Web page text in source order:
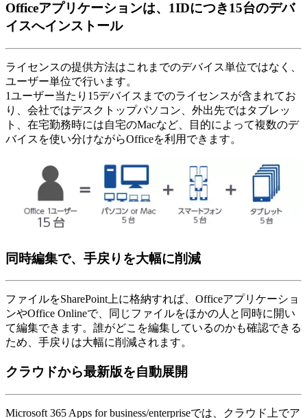
Officeアプリケーションは、1IDにつき15台のデバ
イスへインストール
ライセンスの提供方法はこれまでのデバイス単位ではなく、
ユーザー単位で行います。
1ユーザー当たり15デバイスまでのライセンスが含まれてお
り、会社ではデスクトップパソコン、外出先ではタブレッ
ト、在宅勤務時には自宅のMacなど、目的によって複数のデ
バイスを使い分けながらOfficeを利用できます。
同時編集で、手戻りを大幅に削減
ファイルをSharePoint上に格納すれば、Officeアプリケーショ
ンやOffice Onlineで、同じファイルをほかの人と同時に開い
て編集できます。誰がどこを編集しているのかも確認できる
ため、手戻りは大幅に削減されます。
クラウドから最新版を自動展開
Microsoft 365 Apps for business/enterpriseでは、クラウド上でア